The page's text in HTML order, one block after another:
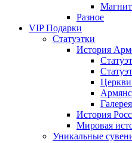
Разное
VIP Подарки
Статуэтки
История
История
Мировая
Уникальные